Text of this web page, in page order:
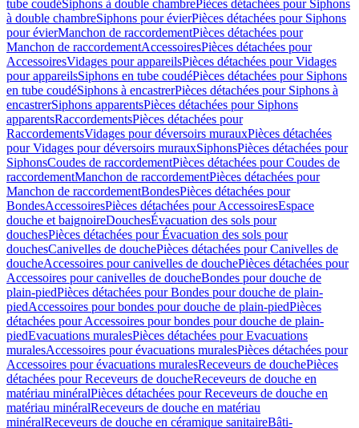
tube coudéSiphons à double chambrePièces détachées pour Siphons
à double chambreSiphons pour évierPièces détachées pour Siphons
pour évierManchon de raccordementPièces détachées pour
Manchon de raccordementAccessoiresPièces détachées pour
AccessoiresVidages pour appareilsPièces détachées pour Vidages
pour appareilsSiphons en tube coudéPièces détachées pour Siphons
en tube coudéSiphons à encastrerPièces détachées pour Siphons à
encastrerSiphons apparentsPièces détachées pour Siphons
apparentsRaccordementsPièces détachées pour
RaccordementsVidages pour déversoirs murauxPièces détachées
pour Vidages pour déversoirs murauxSiphonsPièces détachées pour
SiphonsCoudes de raccordementPièces détachées pour Coudes de
raccordementManchon de raccordementPièces détachées pour
Manchon de raccordementBondesPièces détachées pour
BondesAccessoiresPièces détachées pour AccessoiresEspace
douche et baignoireDouchesÉvacuation des sols pour
douchesPièces détachées pour Évacuation des sols pour
douchesCanivelles de douchePièces détachées pour Canivelles de
doucheAccessoires pour canivelles de douchePièces détachées pour
Accessoires pour canivelles de doucheBondes pour douche de
plain-piedPièces détachées pour Bondes pour douche de plain-
piedAccessoires pour bondes pour douche de plain-piedPièces
détachées pour Accessoires pour bondes pour douche de plain-
piedEvacuations muralesPièces détachées pour Evacuations
muralesAccessoires pour évacuations muralesPièces détachées pour
Accessoires pour évacuations muralesReceveurs de douchePièces
détachées pour Receveurs de doucheReceveurs de douche en
matériau minéralPièces détachées pour Receveurs de douche en
matériau minéralReceveurs de douche en matériau
minéralReceveurs de douche en céramique sanitaireBâti-